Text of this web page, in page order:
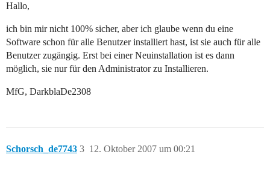
Hallo,
ich bin mir nicht 100% sicher, aber ich glaube wenn du eine
Software schon für alle Benutzer installiert hast, ist sie auch für alle
Benutzer zugängig. Erst bei einer Neuinstallation ist es dann
möglich, sie nur für den Administrator zu Installieren.
MfG, DarkblaDe2308
Schorsch_de7743 12. Oktober 2007 um 00:21
3